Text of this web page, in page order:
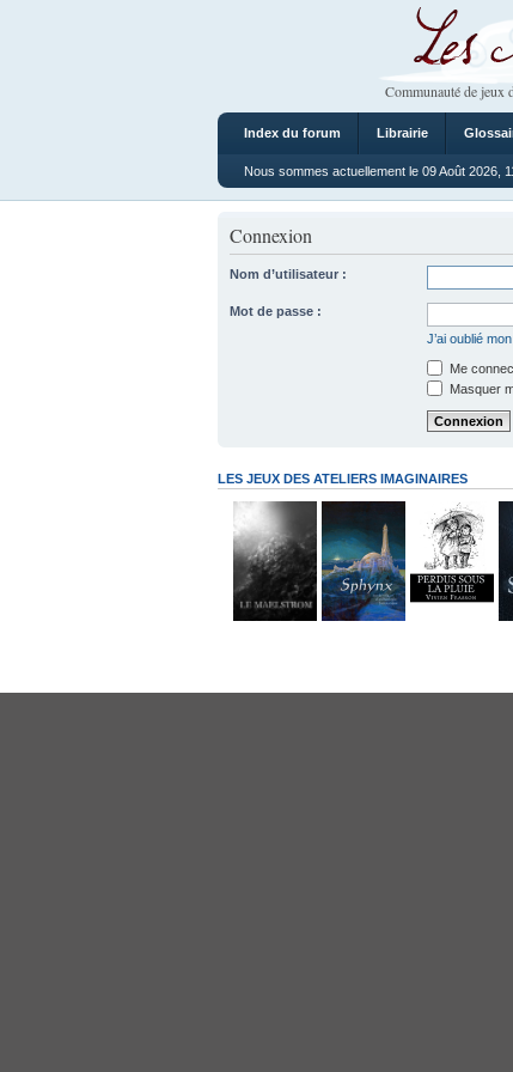
Les
Communauté de jeux
Index du forum Librairie
Nous sommes actuellement le 09 Août 2026,
Connexion
Nom d’utilisateur :
Mot de passe :
J’ai oublié
Me
Masquer
LES JEUX DES ATELIERS IMAGINAIRES